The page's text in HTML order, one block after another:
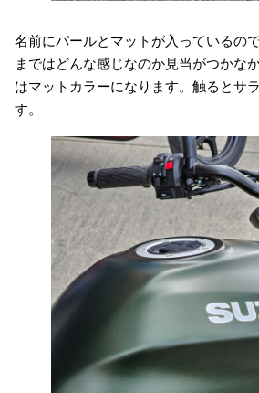
名前にパールとマットが入っているの
まではどんな感じなのか見当がつかな
はマットカラーになります。触るとサ
す。